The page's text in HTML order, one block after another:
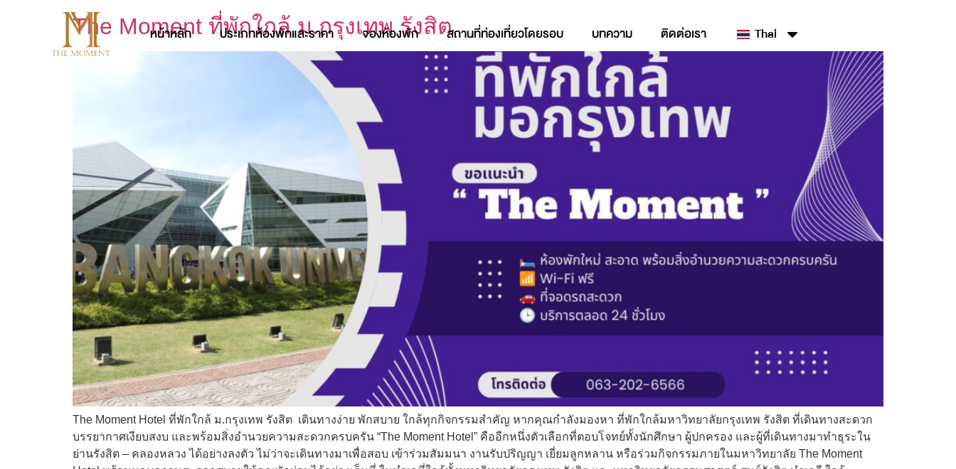
หน้าหลัก ประเภทห้องพักและราคา จองห้องพัก สถานที่ท่องเที่ยวโดยรอบ บทความ ติดต่อเรา Thai
The Moment ที่พักใกล้ ม.กรุงเทพ รังสิต
The Moment Hotel ที่พักใกล้ ม.กรุงเทพ รังสิต เดินทางง่าย พักสบาย ใกล้ทุกกิจกรรมสำคัญ หากคุณกำลังมองหา ที่พักใกล้มหาวิทยาลัยกรุงเทพ รังสิต ที่เดินทางสะดวก
บรรยากาศเงียบสงบ และพร้อมสิ่งอำนวยความสะดวกครบครัน “The Moment Hotel” คืออีกหนึ่งตัวเลือกที่ตอบโจทย์ทั้งนักศึกษา ผู้ปกครอง และผู้ที่เดินทางมาทำธุระใน
ย่านรังสิต – คลองหลวง ได้อย่างลงตัว ไม่ว่าจะเดินทางมาเพื่อสอบ เข้าร่วมสัมมนา งานรับปริญญา เยี่ยมลูกหลาน หรือร่วมกิจกรรมภายในมหาวิทยาลัย The Moment